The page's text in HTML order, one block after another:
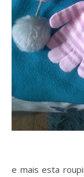
e mais esta